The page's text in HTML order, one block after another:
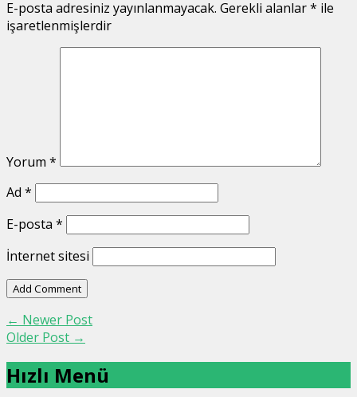
E-posta adresiniz yayınlanmayacak. Gerekli alanlar* ile
işaretlenmişlerdir
Yorum *
Ad *
E-posta *
İnternet sitesi
← Newer Post
Older Post →
Hızlı Menü